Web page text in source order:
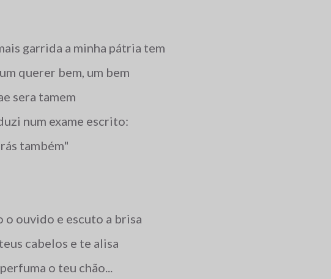
garrida a minha pátria tem
querer bem, um bem
sera tamem
num exame escrito:
também"
o ouvido e escuto a brisa
cabelos e te alisa
o teu chão...